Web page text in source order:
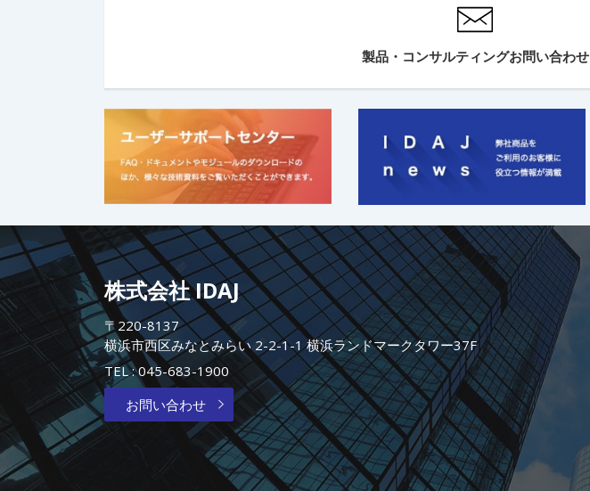
製品・コンサルティングお問い合わせ
株式会社 IDAJ
〒220-8137
横浜市西区みなとみらい 2-2-1-1 横浜ランドマークタワー37F
TEL :045-683-1900
お問い合わせ